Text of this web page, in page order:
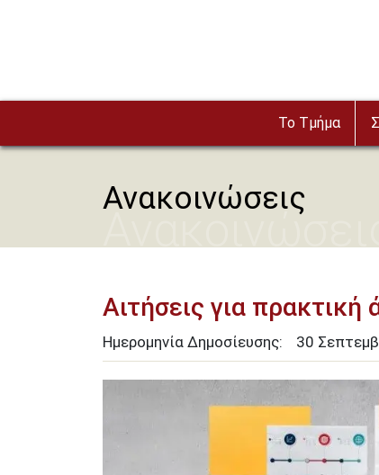
Το Τμήμα
Ανακοινώσεις
Ανακοινώσεις
Αιτήσεις για
Ημερομηνία Δημοσίευσης: 30